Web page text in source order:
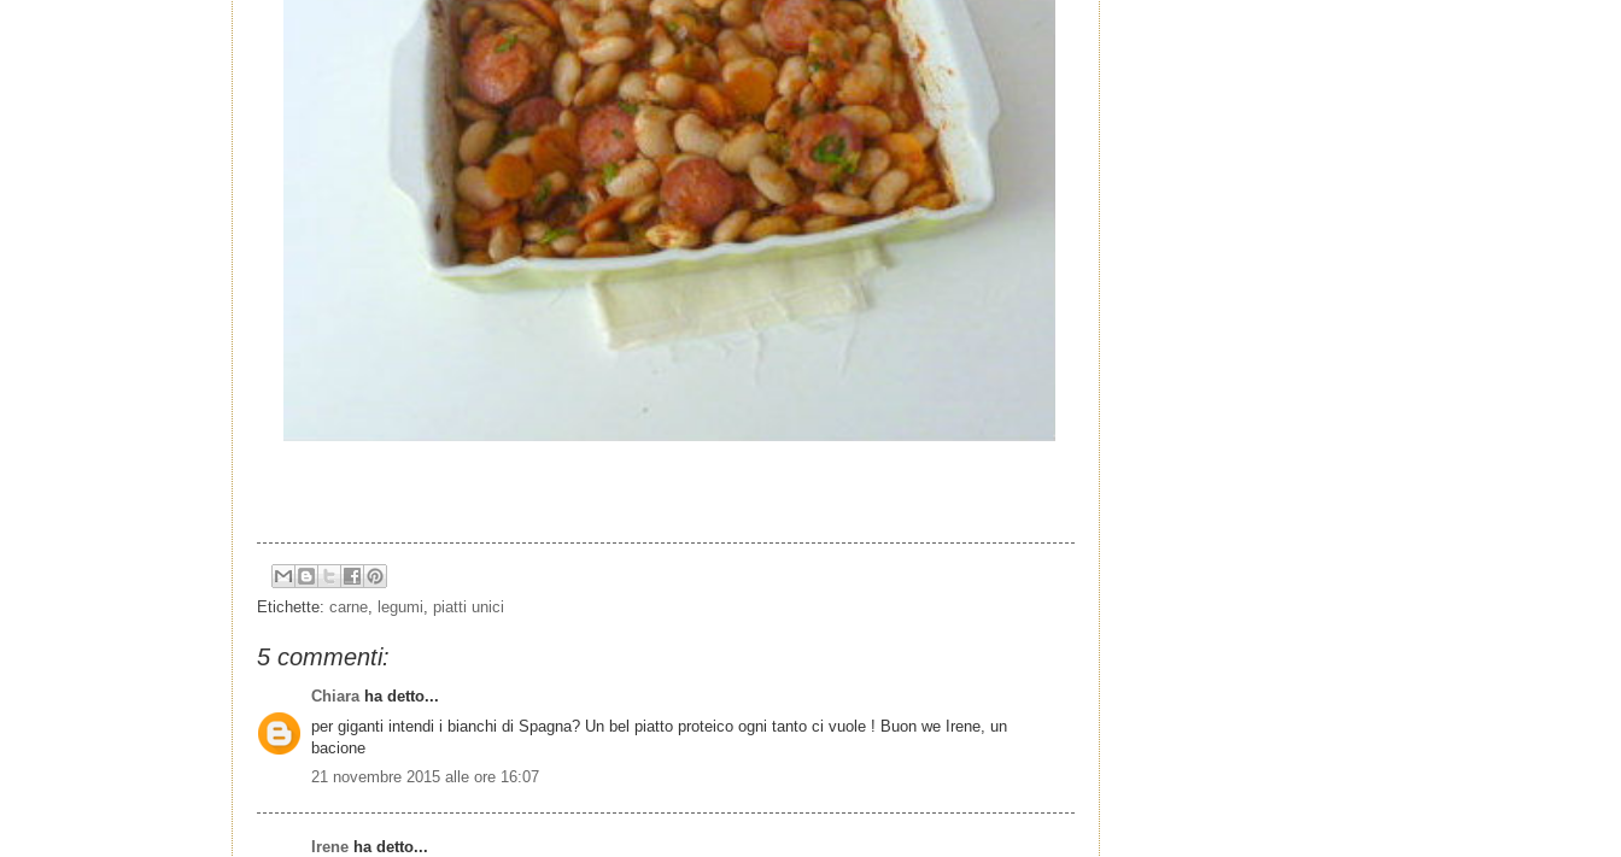
Etichette: carne legumi piatti unici
5 commenti:
Chiara ha detto...
per giganti intendi i bianchi di Spagna? Un bel piatto proteico ogni tanto ci vuole ! Buon we Irene, un
bacione
21 novembre 2015 alle ore 16:07
Irene ha detto...